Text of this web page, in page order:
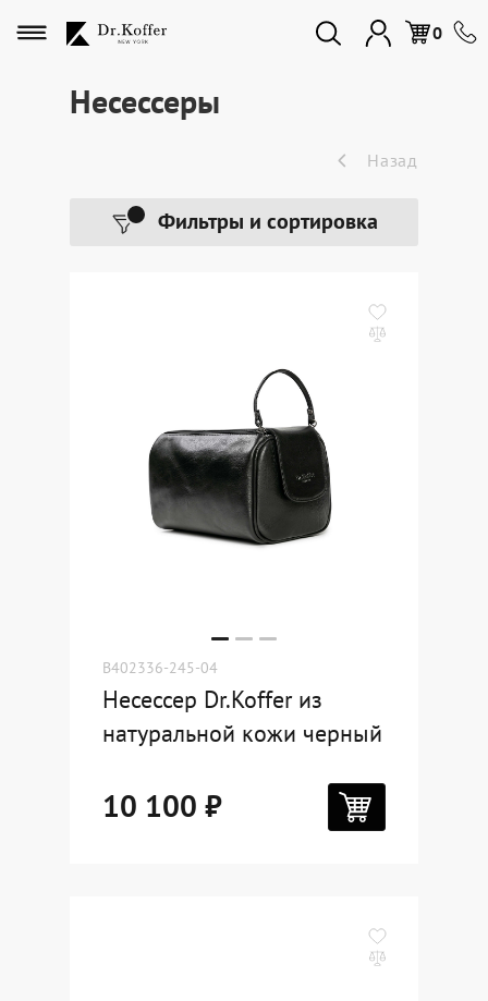
0
Избранное
Мужская коллекция
Подарочные карты
Dr.Koffer Outlet
О компании
Оферта
Несессеры
Назад
Фильтры и сортировка
B402336-245-04
Несессер Dr.Koffer из
натуральной кожи черный
10 100 ₽